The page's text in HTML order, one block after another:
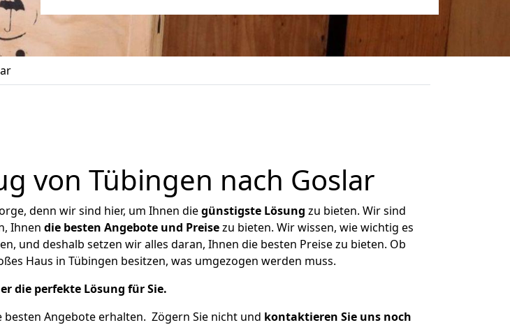
von Tübingen nach Goslar
denn wir sind hier, um Ihnen diegünstigste Lösung zu bieten. Wir sind
Ihnen die besten Angebote und Preisezu bieten. Wir wissen, wie wichtig es
und deshalb setzen wir alles daran, Ihnen die besten Preise zu bieten. Ob
Haus in Tübingen besitzen, was umgezogen werden muss.
die perfekte Lösung für Sie.
besten Angebote erhalten. Zögern Sie nicht und kontaktieren Sie uns noch